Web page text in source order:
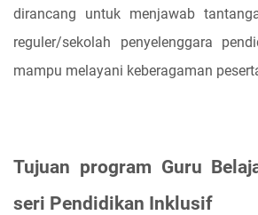
dirancang untuk menjawab
reguler/sekolah penyelenggara
mampu melayani keberagaman
Tujuan program Guru
seri Pendidikan Inklusif